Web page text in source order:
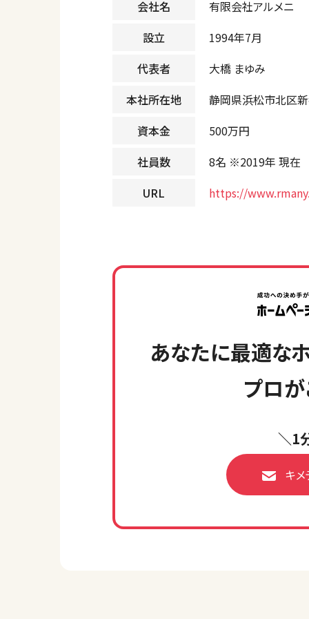
会社名
有限会社アルメニ
設立
1994年7月
代表者
大橋 まゆみ
本社所在地
静岡県浜松市北区
資本金
500万円
社員数
8名 ※2019年 現在
URL
https://
あなたに最適な
プロが
＼1
キ